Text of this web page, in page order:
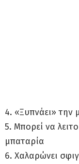
4. «Ξυπνάει» την
5. Μπορεί να
μπαταρία
6. Χαλαρώνει